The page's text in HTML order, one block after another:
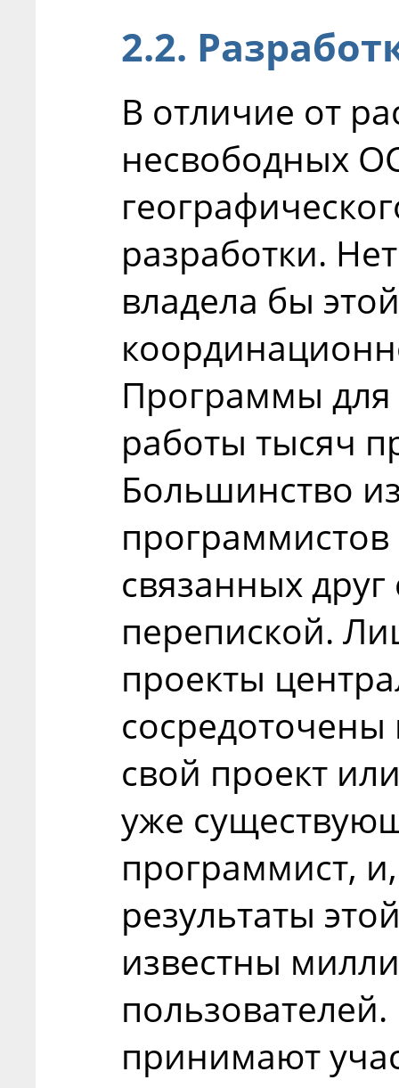
2.2.
В отличие от
несвободных
разработки.
владела бы
Программы для
работы тысяч
Большинство
связанных
перепиской.
проекты
свой проект
уже
программист,
результаты
известны
принимают